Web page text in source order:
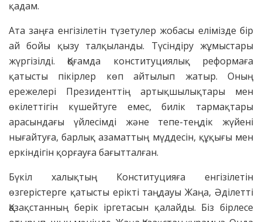
қадам.
Ата заңға енгізілетін түзетулер жобасы елімізде бір
ай бойы қызу талқыланды. Түсіндіру жұмыстары
жүргізілді. Қоғамда конституциялық реформаға
қатысты пікірлер көп айтылып жатыр. Оның
ережелері Президенттің артықшылықтары мен
өкілеттігін күшейтуге емес, билік тармақтары
арасындағы үйлесімді және тепе-теңдік жүйені
нығайтуға, барлық азаматтың мүддесін, құқығы мен
еркіндігін қорғауға бағытталған.
Бүкіл халықтың Конституцияға енгізілетін
өзгерістерге қатысты ерікті таңдауы Жаңа, Әділетті
Қазақстанның берік іргетасын қалайды. Біз бірлесе